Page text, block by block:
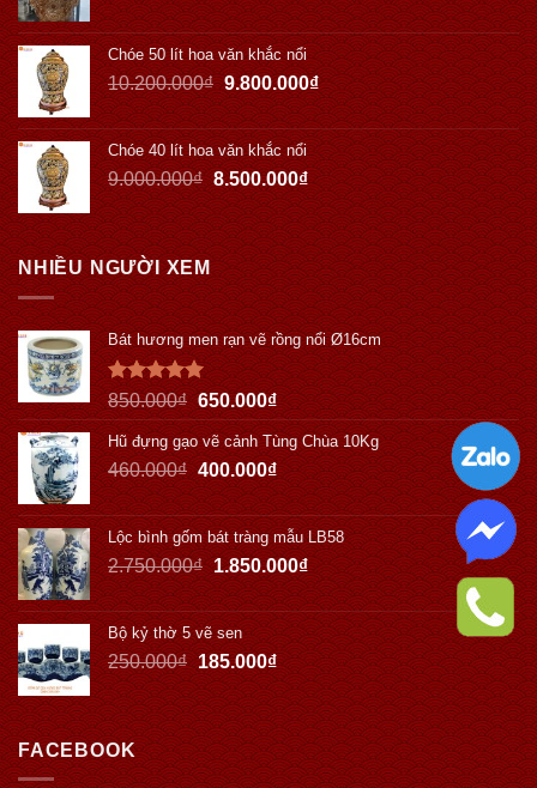
Chóe 50 lít hoa văn khắc nổi
10.200.000₫ 9.800.000₫
Chóe 40 lít hoa văn khắc nổi
9.000.000₫ 8.500.000₫
NHIỀU NGƯỜI XEM
Bát hương men rạn vẽ rồng nổi Ø16cm
Được xếp
hạng5.00
5 sao
850.000₫ 650.000₫
Hũ đựng gạo vẽ cảnh Tùng Chùa 10Kg
460.000₫ 400.000₫
Lộc bình gốm bát tràng mẫu LB58
2.750.000₫ 1.850.000₫
Bộ kỷ thờ 5 vẽ sen
250.000₫ 185.000₫
FACEBOOK